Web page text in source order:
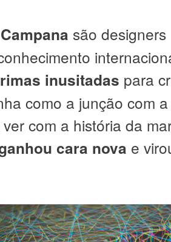
são
inusitadas para
como a junção com
com a história da
cara nova e